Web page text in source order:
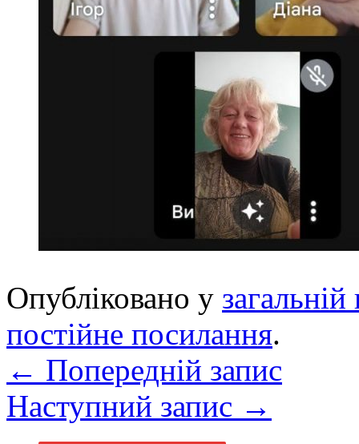
Опубліковано у загальній
постійне посилання.
← Попередній запис
Наступний запис →